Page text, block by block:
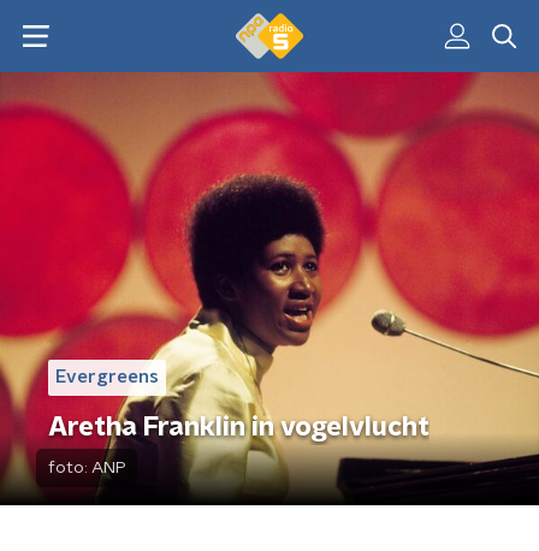
Evergreens
Aretha Franklin in vogelvlucht
foto: ANP